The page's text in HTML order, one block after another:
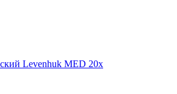
Levenhuk MED 20x